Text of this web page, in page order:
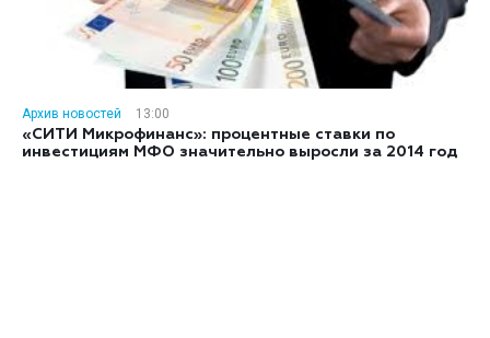
Архив новостей
13:00
«СИТИ Микрофинанс»: процентные ставки по
инвестициям МФО значительно выросли за 2014 год